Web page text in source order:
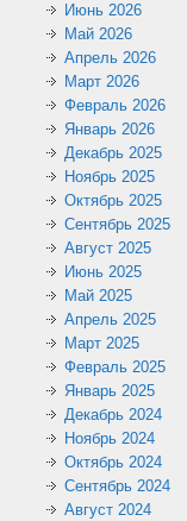
Июнь 2026
Май 2026
Апрель 2026
Март 2026
Февраль 2026
Январь 2026
Декабрь 2025
Ноябрь 2025
Октябрь 2025
Сентябрь 2025
Август 2025
Июнь 2025
Май 2025
Апрель 2025
Март 2025
Февраль 2025
Январь 2025
Декабрь 2024
Ноябрь 2024
Октябрь 2024
Сентябрь 2024
Август 2024